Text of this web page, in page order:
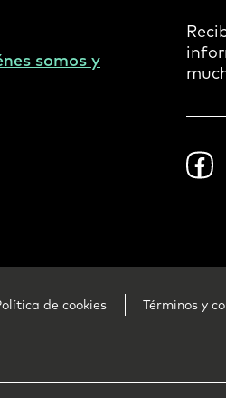
somos y
Social
de cookies Términos y